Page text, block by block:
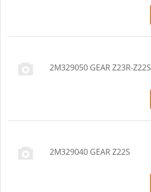
2M329050 GEAR Z23R-Z22S
2M329040 GEAR Z22S